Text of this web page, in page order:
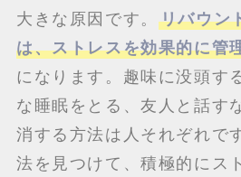
大きな原因です。 リバウン
は、ストレスを効果的に管
になります。趣味に没頭す
な睡眠をとる、友人と話す
消する方法は人それぞれで
法を見つけて、積極的にス